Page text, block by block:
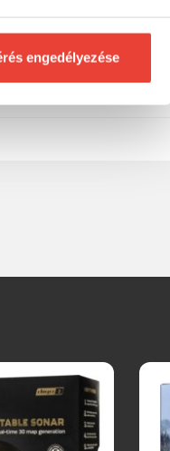
engedélyezése
közepes és magas;